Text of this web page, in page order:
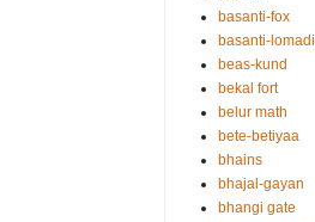
basanti-fox
basanti-lomadi
beas-kund
bekal fort
belur math
bete-betiyaa
bhains
bhajal-gayan
bhangi gate